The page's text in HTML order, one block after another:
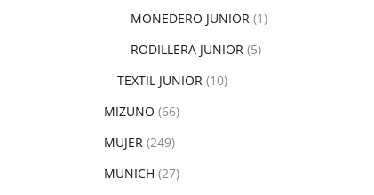
MONEDERO JUNIOR (1)
RODILLERA JUNIOR (5)
TEXTIL JUNIOR (10)
MIZUNO (66)
MUJER (249)
MUNICH (27)